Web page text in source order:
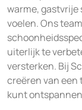
warme,
voelen. Ons
uiterlijk te
versterken. Bij
creëren van een
kunt